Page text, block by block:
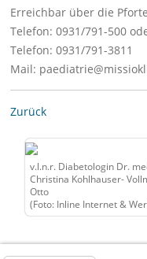
Erreichbar über die
Telefon: 0931/791-500
Telefon: 0931/791-3811
Mail:
Zurück
v.l.n.r. Diabetologin Dr.
Christina Kohlhauser-
Otto
(Foto: Inline Internet &